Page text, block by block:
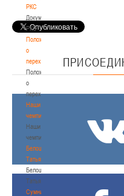
РКС
Документы
РКС
Положение
о
переходах
Положение
о
переходах
Наши
чемпионы
Наши
чемпионы
Белошапко
Татьяна
Белошапко
Татьяна
Сумникова